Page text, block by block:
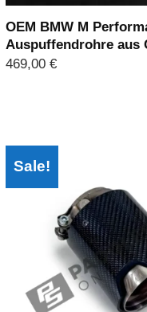
OEM BMW M
Auspuffendrohre aus
469,00 €
Sale!